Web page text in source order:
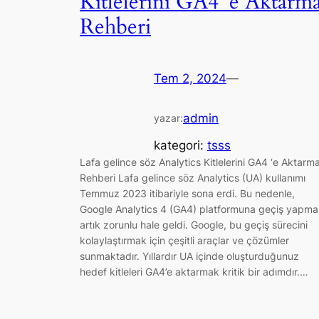
Rehberi
Tem 2, 2024—
yazar:admin
kategori: tsss
Lafa gelince söz Analytics Kitlelerini GA4 ‘e Aktarma
Rehberi Lafa gelince söz Analytics (UA) kullanımı
Temmuz 2023 itibariyle sona erdi. Bu nedenle,
Google Analytics 4 (GA4) platformuna geçiş
artık zorunlu hale geldi. Google, bu geçiş sürecini
kolaylaştırmak için çeşitli araçlar ve çözümler
sunmaktadır. Yıllardır UA içinde oluşturduğunuz
hedef kitleleri GA4’e aktarmak kritik bir adımdır.…